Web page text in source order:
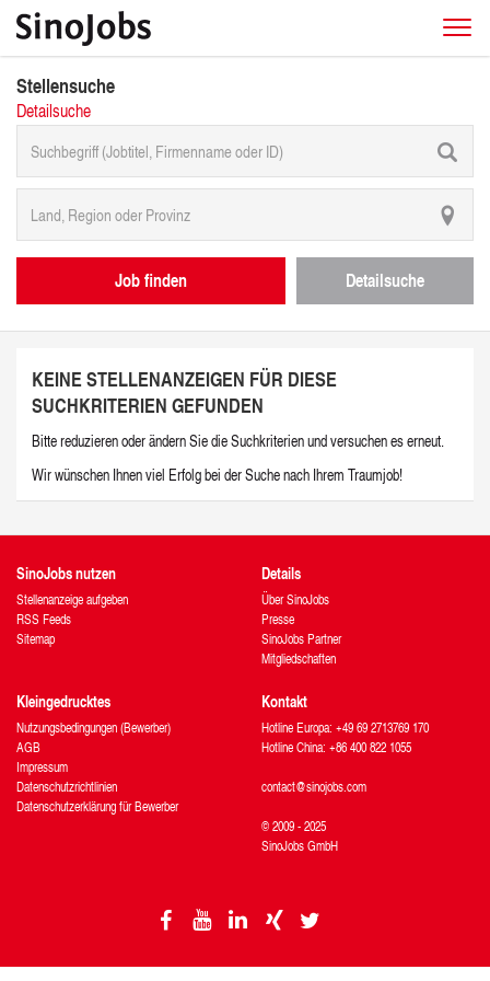
Stellensuche
Detailsuche
Job finden Detailsuche
KEINE STELLENANZEIGEN FÜR DIESE
SUCHKRITERIEN GEFUNDEN
Bitte reduzieren oder ändern Sie die Suchkriterien und versuchen es erneut.
Wir wünschen Ihnen viel Erfolg bei der Suche nach Ihrem Traumjob!
SinoJobs nutzen
Stellenanzeige aufgeben
RSS Feeds
Sitemap
Details
Über SinoJobs
Presse
SinoJobs Partner
Mitgliedschaften
Kleingedrucktes
Nutzungsbedingungen (Bewerber)
AGB
Impressum
Datenschutzrichtlinien
Datenschutzerklärung für Bewerber
Kontakt
Hotline Europa: +49 69 2713769 170
Hotline China: +86 400 822 1055
contact@sinojobs.com
© 2009 - 2025
SinoJobs GmbH